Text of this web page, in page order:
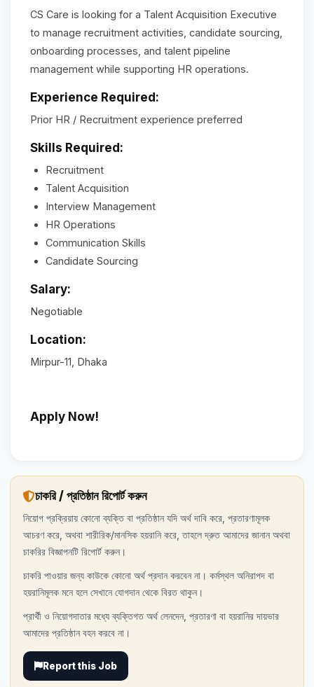
Contact
Sign in Join Now
CS Care is looking for a Talent Acquisition Executive
to manage recruitment activities, candidate sourcing,
onboarding processes, and talent pipeline
management while supporting HR operations.
Experience Required:
Prior HR / Recruitment experience preferred
Skills Required:
Recruitment
Talent Acquisition
Interview Management
HR Operations
Communication Skills
Candidate Sourcing
Salary:
Negotiable
Location:
Mirpur-11, Dhaka
Apply Now!
চাকরি / প্রতিষ্ঠান রিপোর্ট করুন
নিয়োগ প্রক্রিয়ায় কোনো ব্যক্তি বা প্রতিষ্ঠান যদি অর্থ দাবি করে, প্রতারণামূলক
আচরণ করে, অথবা শারীরিক/মানসিক হয়রানি করে, তাহলে দ্রুত আমাদের জানান অথবা
চাকরির বিজ্ঞাপনটি রিপোর্ট করুন।
চাকরি পাওয়ার জন্য কাউকে কোনো অর্থ প্রদান করবেন না। কর্মস্থল অনিরাপদ বা
হয়রানিমূলক মনে হলে সেখানে যোগদান থেকে বিরত থাকুন।
প্রার্থী ও নিয়োগদাতার মধ্যে ব্যক্তিগত অর্থ লেনদেন, প্রতারণা বা হয়রানির দায়ভার
আমাদের প্রতিষ্ঠান বহন করবে না।
Report this Job